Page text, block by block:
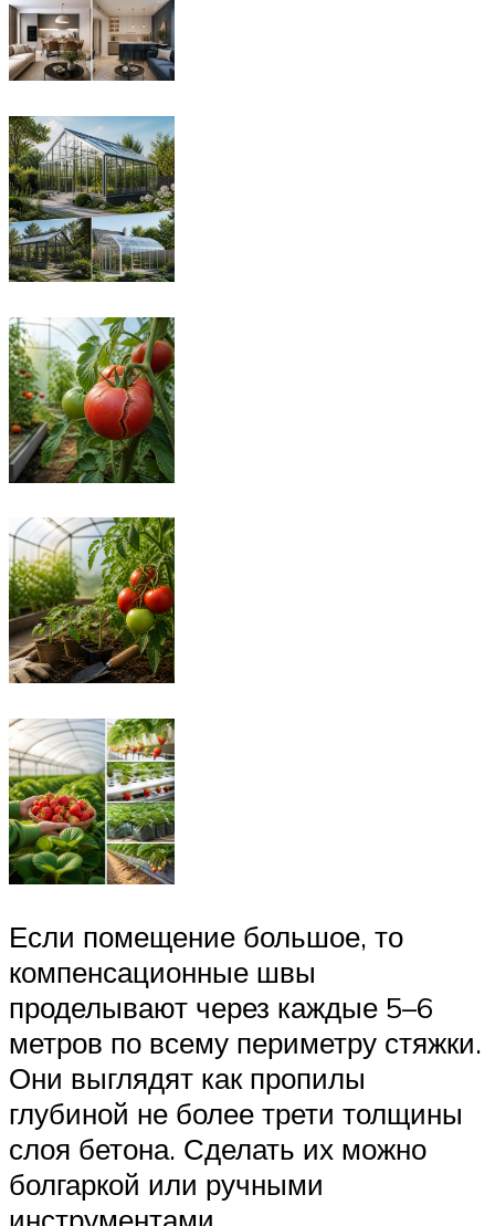
Если помещение большое, то
компенсационные швы
проделывают через каждые 5–6
метров по всему периметру стяжки.
Они выглядят как пропилы
глубиной не более трети толщины
слоя бетона. Сделать их можно
болгаркой или ручными